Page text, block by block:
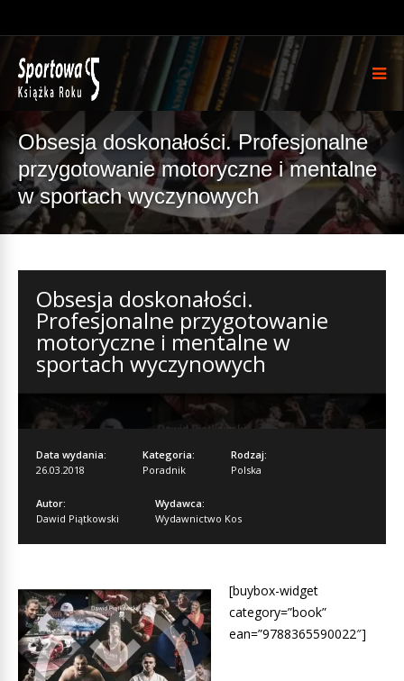
Obsesja doskonałości. Profesjonalne
przygotowanie motoryczne i mentalne
w sportach wyczynowych
Obsesja doskonałości.
Profesjonalne przygotowanie
motoryczne i mentalne w
sportach wyczynowych
Data wydania:
26.03.2018
Kategoria:
Poradnik
Rodzaj:
Polska
Autor:
Dawid Piątkowski
Wydawca:
Wydawnictwo Kos
[buybox-widget
category=”book”
ean=”9788365590022″]